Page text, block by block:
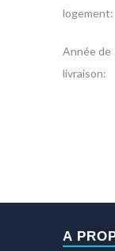
logement:
Année de
livraison:
A